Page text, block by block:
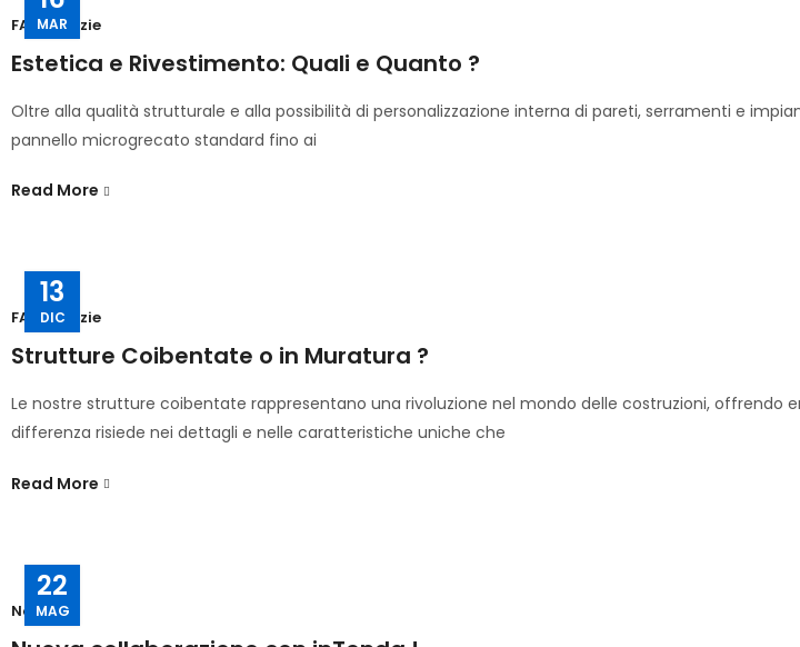
MAR
FAQ,Notizie
Estetica e Rivestimento: Quali e Quanto ?
Oltre alla qualità strutturale e alla possibilità di personalizzazione interna di pareti, serramenti e
pannello microgrecato standard fino ai
Read More
13
DIC
FAQ ,Notizie
Strutture Coibentate o in Muratura ?
Le nostre strutture coibentate rappresentano una rivoluzione nel mondo delle costruzioni, offrendo
differenza risiede nei dettagli e nelle caratteristiche uniche che
Read More
22
MAG
Notizie